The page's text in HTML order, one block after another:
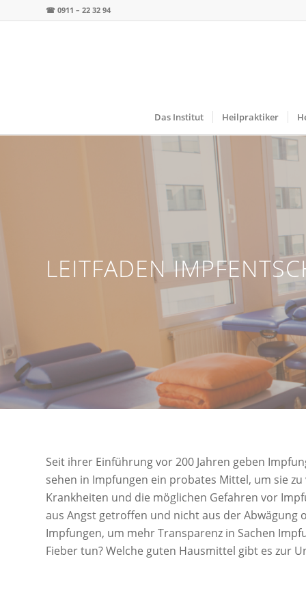
☎ 0911 – 22 32 94
Das Institut Heilpraktiker
LEITFADEN
Seit ihrer Einführung vor 200 Jahren geben
sehen in Impfungen ein probates Mittel, um sie
Krankheiten und die möglichen Gefahren vor
aus Angst getroffen und nicht aus der
Impfungen, um mehr Transparenz in Sachen
Fieber tun? Welche guten Hausmittel gibt es zur